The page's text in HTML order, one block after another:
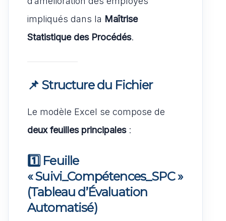
impliqués dans la Maîtrise
Statistique des Procédés.
📌 Structure du Fichier
Le modèle Excel se compose de
deux feuilles principales:
1️⃣ Feuille
« Suivi_Compétences_SPC »
(Tableau d’Évaluation
Automatisé)